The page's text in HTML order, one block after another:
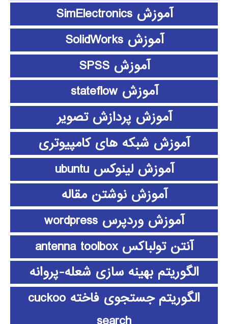
آموزش SimElectronics
آموزش SolidWorks
آموزش SPSS
آموزش stateflow
آموزش پردازش تصویر
آموزش شبکه های کامپیوتری
آموزش لینوکس ubuntu
آموزش نوشتن مقاله
آموزش وردپرس wordpress
آنتن تولباکس antenna toolbox
الگوریتم بهینه سازی شعله-پروانه
الگوریتم جستجوی فاخته cuckoo